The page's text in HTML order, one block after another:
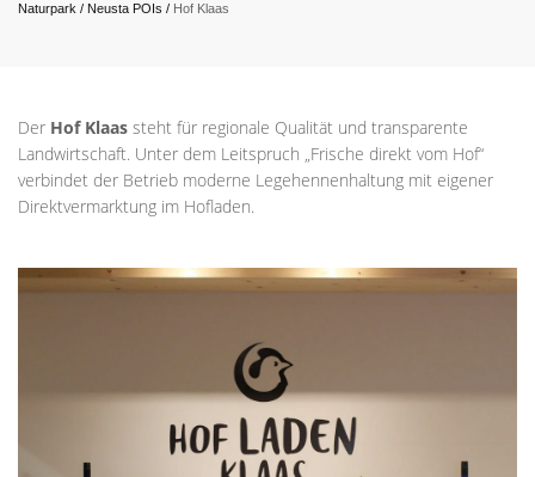
Naturpark / Neusta POIs / Hof Klaas
Der Hof Klaas steht für regionale Qualität und transparente
Landwirtschaft. Unter dem Leitspruch „Frische direkt vom Hof“
verbindet der Betrieb moderne Legehennenhaltung mit eigener
Direktvermarktung im Hofladen.